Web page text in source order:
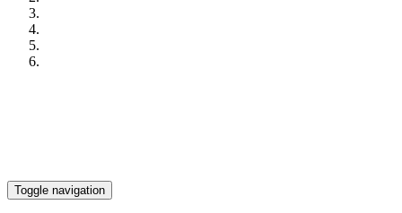
Toggle navigation